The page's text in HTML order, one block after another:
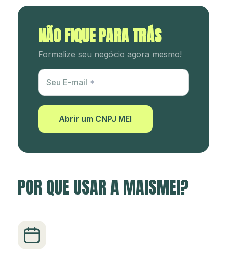
NÃO FIQUE PARA TRÁS
Formalize seu negócio agora mesmo!
Utm Content
Seu E-mail
Abrir um CNPJ MEI
POR QUE USAR A MAISMEI?